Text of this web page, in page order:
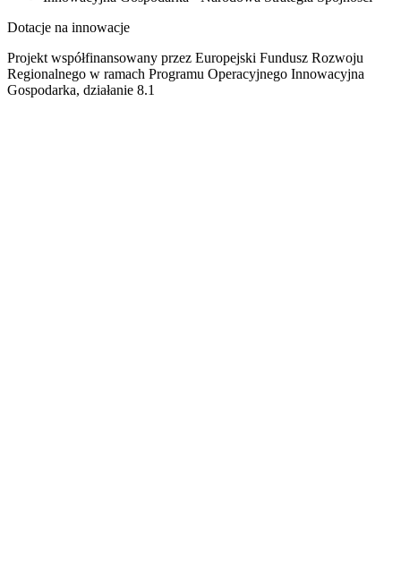
Dotacje na innowacje
Projekt współfinansowany przez Europejski Fundusz Rozwoju
Regionalnego w ramach Programu Operacyjnego Innowacyjna
Gospodarka, działanie 8.1